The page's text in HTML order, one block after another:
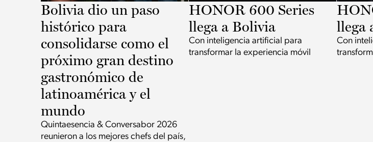
Bolivia dio un paso
histórico para
consolidarse como el
próximo gran destino
gastronómico de
latinoamérica y el
mundo
Quintaesencia & Conversabor 2026
reunieron a los mejores chefs del país,
HONOR 600 Series
llega a Bolivia
Con inteligencia artificial para
transformar la experiencia móvil
llega
Con